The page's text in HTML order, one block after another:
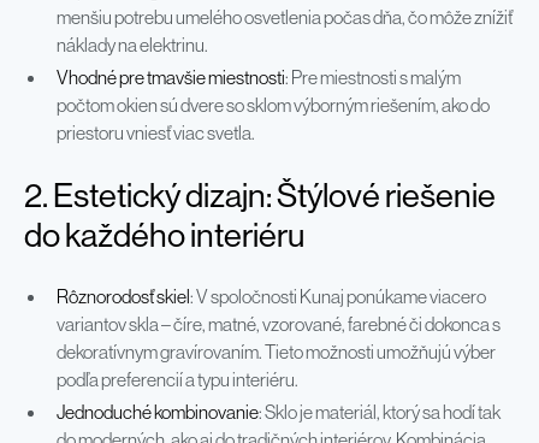
menšiu potrebu umelého osvetlenia počas dňa, čo môže znížiť
náklady na elektrinu.
Vhodné pre tmavšie miestnosti: Pre miestnosti s malým
počtom okien sú dvere so sklom výborným riešením, ako do
priestoru vniesť viac svetla.
2. Estetický dizajn: Štýlové riešenie
do každého interiéru
Rôznorodosť skiel: V spoločnosti Kunaj ponúkame viacero
variantov skla – číre, matné, vzorované, farebné či dokonca s
dekoratívnym gravírovaním. Tieto možnosti umožňujú výber
podľa preferencií a typu interiéru.
Jednoduché kombinovanie: Sklo je materiál, ktorý sa hodí tak